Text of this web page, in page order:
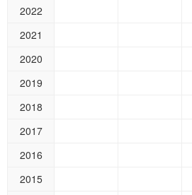
2022
2021
2020
2019
2018
2017
2016
2015